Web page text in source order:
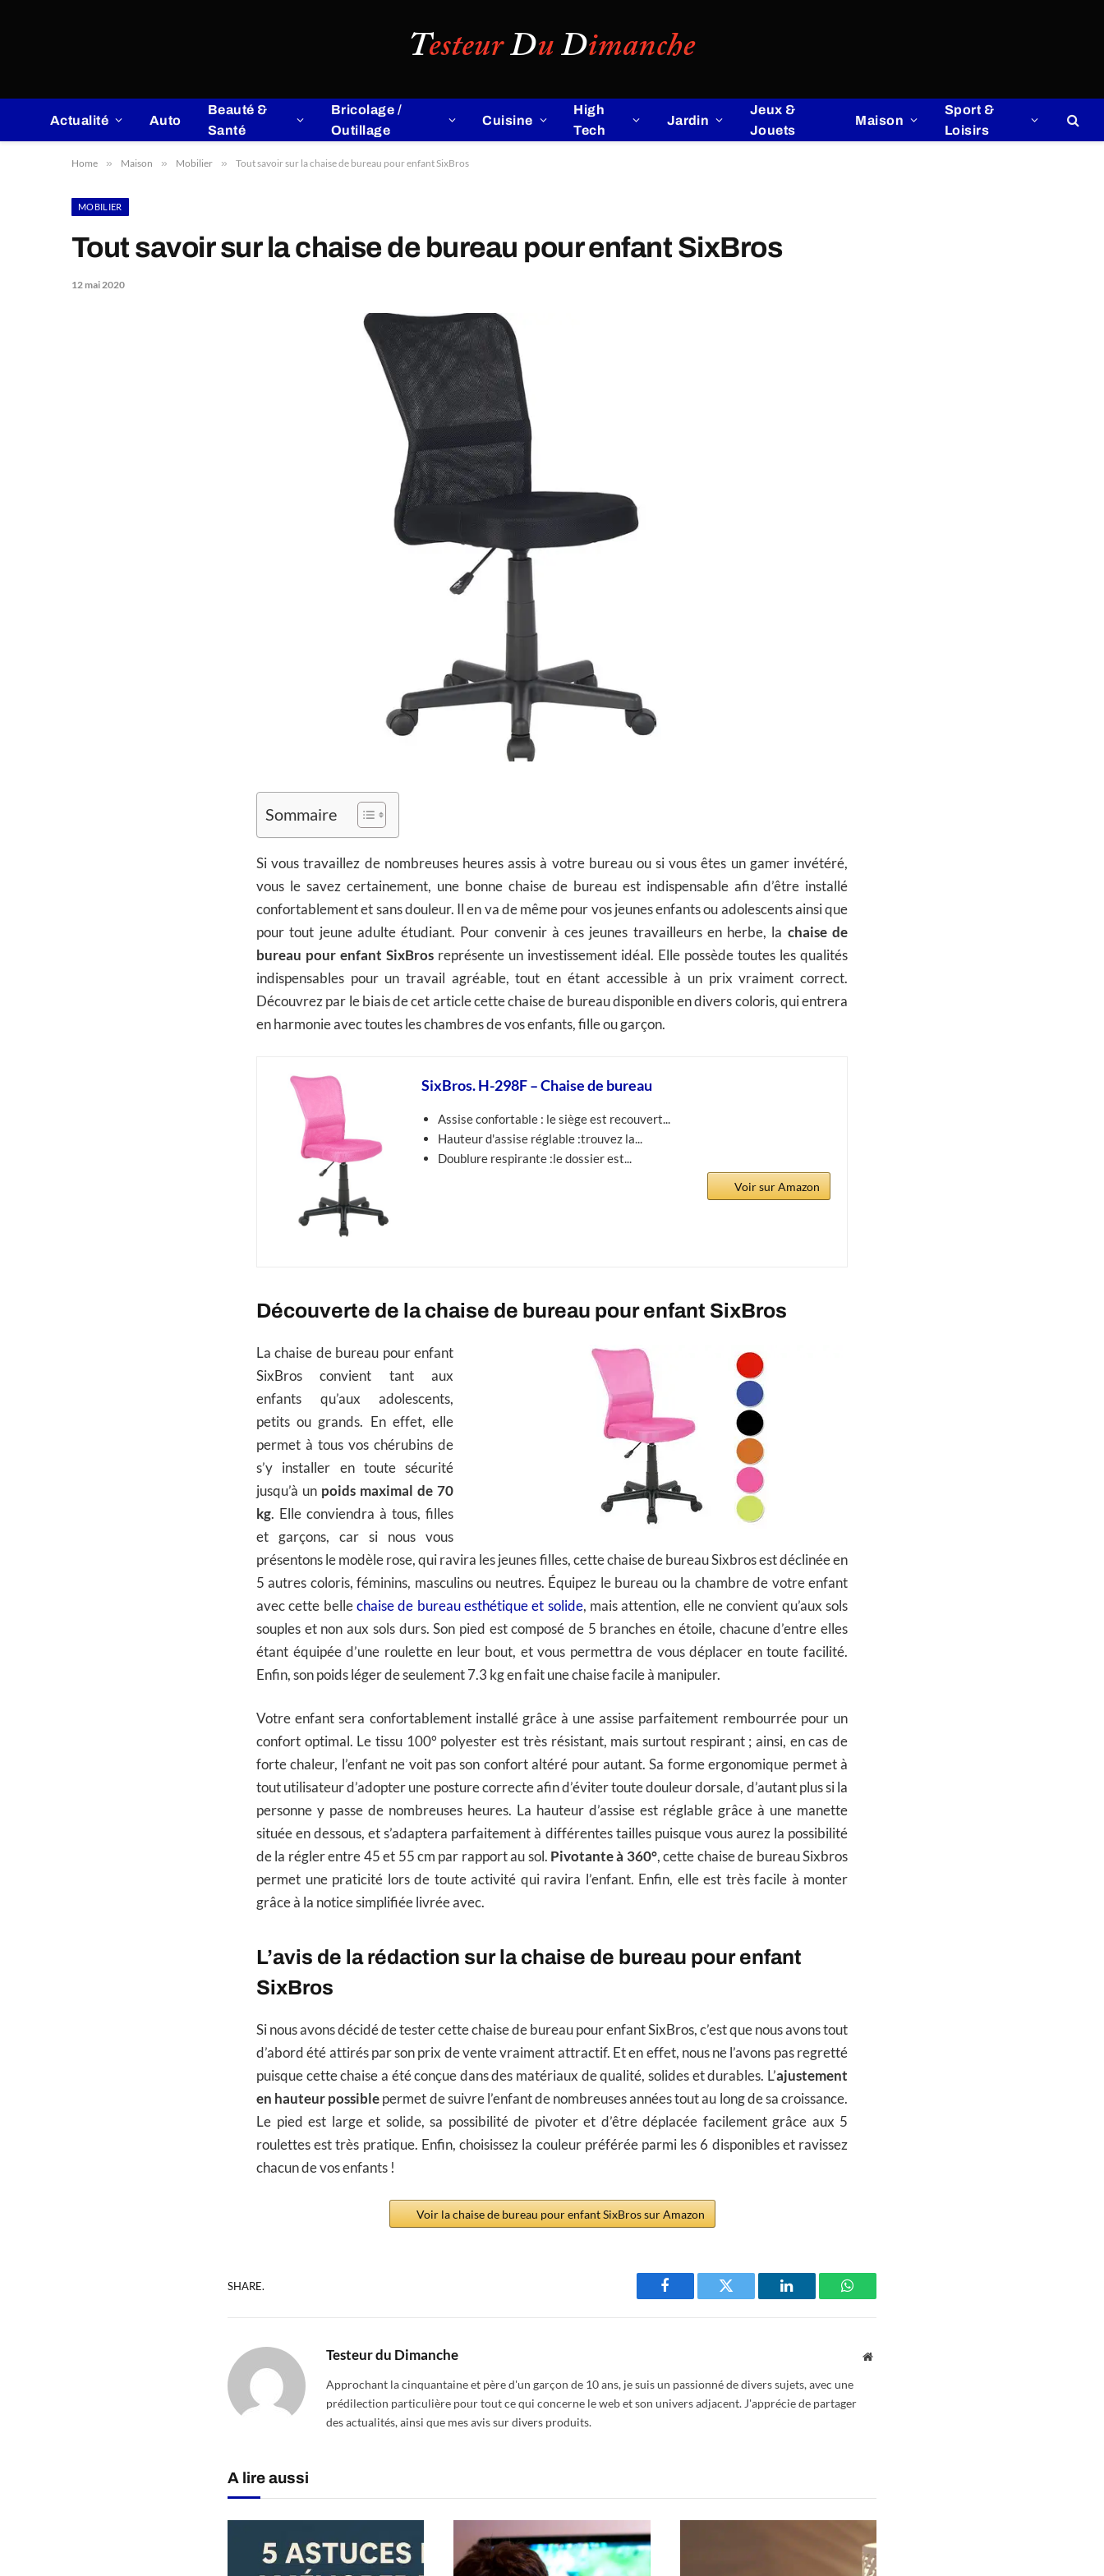
Actualité Auto
Beauté &
Santé
Bricolage /
Outillage
Cuisine
High
Tech
Jardin
Jeux &
Jouets
Maison
Sport &
Loisirs
Home » Maison » Mobilier » Tout savoir sur la chaise de bureau pour enfant SixBros
MOBILIER
Tout savoir sur la chaise de bureau pour enfant SixBros
12 mai 2020
Sommaire
Si vous travaillez de nombreuses heures assis à votre bureau ou si vous êtes un gamer invétéré,
vous le savez certainement, une bonne chaise de bureau est indispensable afin d’être installé
confortablement et sans douleur. Il en va de même pour vos jeunes enfants ou adolescents ainsi que
pour tout jeune adulte étudiant. Pour convenir à ces jeunes travailleurs en herbe, la chaise de
bureau pour enfant SixBros représente un investissement idéal. Elle possède toutes les qualités
indispensables pour un travail agréable, tout en étant accessible à un prix vraiment correct.
Découvrez par le biais de cet article cette chaise de bureau disponible en divers coloris, qui entrera
en harmonie avec toutes les chambres de vos enfants, fille ou garçon.
SixBros. H-298F – Chaise de bureau
Assise confortable : le siège est recouvert...
Hauteur d'assise réglable :trouvez la...
Doublure respirante :le dossier est...
Voir sur Amazon
Découverte de la chaise de bureau pour enfant SixBros
La chaise de bureau pour enfant
SixBros convient tant aux
enfants qu’aux adolescents,
petits ou grands. En effet, elle
permet à tous vos chérubins de
s’y installer en toute sécurité
jusqu’à un poids maximal de 70
kg. Elle conviendra à tous, filles
et garçons, car si nous vous
présentons le modèle rose, qui ravira les jeunes filles, cette chaise de bureau Sixbros est déclinée en
5 autres coloris, féminins, masculins ou neutres. Équipez le bureau ou la chambre de votre enfant
avec cette belle chaise de bureau esthétique et solide, mais attention, elle ne convient qu’aux sols
souples et non aux sols durs. Son pied est composé de 5 branches en étoile, chacune d’entre elles
étant équipée d’une roulette en leur bout, et vous permettra de vous déplacer en toute facilité.
Enfin, son poids léger de seulement 7.3 kg en fait une chaise facile à manipuler.
Votre enfant sera confortablement installé grâce à une assise parfaitement rembourrée pour un
confort optimal. Le tissu 100° polyester est très résistant, mais surtout respirant ; ainsi, en cas de
forte chaleur, l’enfant ne voit pas son confort altéré pour autant. Sa forme ergonomique permet à
tout utilisateur d’adopter une posture correcte afin d’éviter toute douleur dorsale, d’autant plus si la
personne y passe de nombreuses heures. La hauteur d’assise est réglable grâce à une manette
située en dessous, et s’adaptera parfaitement à différentes tailles puisque vous aurez la possibilité
de la régler entre 45 et 55 cm par rapport au sol. Pivotante à 360°, cette chaise de bureau Sixbros
permet une praticité lors de toute activité qui ravira l’enfant. Enfin, elle est très facile à monter
grâce à la notice simplifiée livrée avec.
L’avis de la rédaction sur la chaise de bureau pour enfant
SixBros
Si nous avons décidé de tester cette chaise de bureau pour enfant SixBros, c’est que nous avons tout
d’abord été attirés par son prix de vente vraiment attractif. Et en effet, nous ne l’avons pas regretté
puisque cette chaise a été conçue dans des matériaux de qualité, solides et durables. L’ajustement
en hauteur possible permet de suivre l’enfant de nombreuses années tout au long de sa croissance.
Le pied est large et solide, sa possibilité de pivoter et d’être déplacée facilement grâce aux 5
roulettes est très pratique. Enfin, choisissez la couleur préférée parmi les 6 disponibles et ravissez
chacun de vos enfants !
Voir la chaise de bureau pour enfant SixBros sur Amazon
SHARE.
Facebook Twitter LinkedIn WhatsApp
Testeur du Dimanche Website
Approchant la cinquantaine et père d'un garçon de 10 ans, je suis un passionné de divers sujets, avec une
prédilection particulière pour tout ce qui concerne le web et son univers adjacent. J'apprécie de partager
des actualités, ainsi que mes avis sur divers produits.
A lire aussi